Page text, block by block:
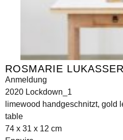
ROSMARIE LUKASSER
Anmeldung
2020 Lockdown_1
limewood handgeschnitzt, gold
table
74 x 31 x 12 cm